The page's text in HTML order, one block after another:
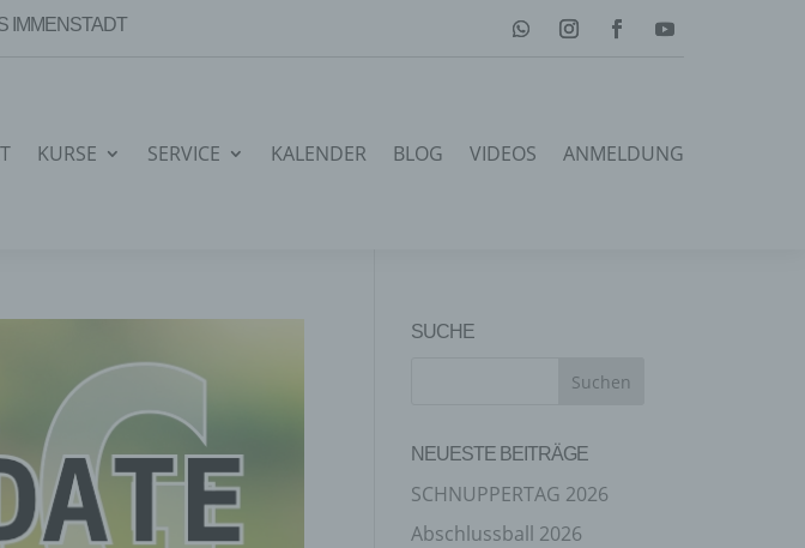
IMMENSTADT
KURSE SERVICE KALENDER BLOG VIDEOS ANMELDUNG
SUCHE
NEUESTE BEITRÄGE
SCHNUPPERTAG 2026
Abschlussball 2026